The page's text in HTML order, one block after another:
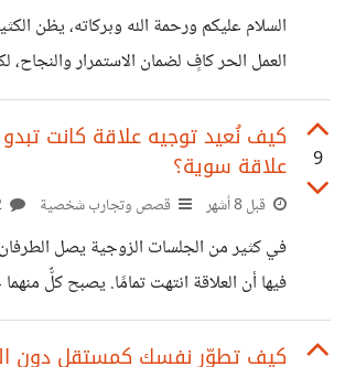
حيث تقوم بوضع خطة للهيكل العام وترتيب
التي ترغب في
السلام عليكم ورحمة الله وبركاته، يظن
العمل الحر كافٍ لضمان الاستمرار
عددًا كبيرًا من المستقلين ينسحبون رغم
غالبًا لا تكمن في الفرص، بل في التحديات
*الإرهاق النفسي وتراكم الضغوط العمل
راحة يستنزف طاقة المستقل تدريجيًا،
ثقيل يصعب تحمّله. *غياب الاستقرار
يخلق شعورًا دائمًا بالقلق، ما يدفع بعض
9
كيف نُعيد توجيه علاقة كانت
علاقة سوية؟
قبل 8 أشهر قصص وتجارب شخصية
في كثير من الجلسات الزوجية يصل
فيها أن العلاقة انتهت تمامًا. يصبح كلٌّ
داخله تراكمات من الغضب، والخيبة،
تلك اللحظة تحديدًا لا بد أن يُطرح سؤال
كيف تطوّر نفسك كمستقل دون